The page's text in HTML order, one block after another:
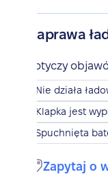
Naprawa
Dotyczy
Nie działa
Klapka jest
Spuchnięta
Zapytaj o